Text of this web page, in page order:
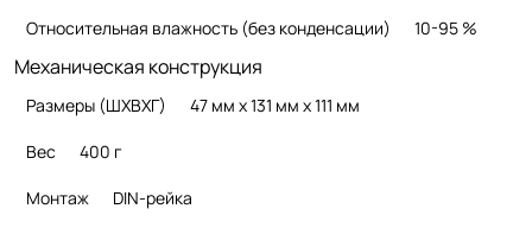
Относительная влажность (без конденсации) 10-95 %
Механическая конструкция
Размеры (ШХВХГ) 47 мм x 131 мм x 111 мм
Вес 400 г
Монтаж DIN-рейка